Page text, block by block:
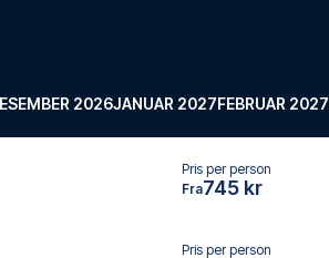
2026JANUAR 2027FEBRUAR 2027
Pris per person
Fra745 kr
Pris per person